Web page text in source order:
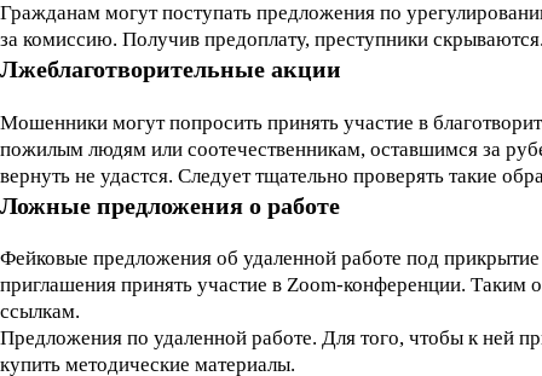
Гражданам могут поступать предложения по
за комиссию. Получив предоплату, преступники
Лжеблаготворительные акции
Мошенники могут попросить принять участие в
пожилым людям или соотечественникам, оставшимся за
вернуть не удастся. Следует тщательно проверять такие
Ложные предложения о работе
Фейковые предложения об удаленной работе под
приглашения принять участие в Zoom-конференции.
ссылкам.
Предложения по удаленной работе. Для того, чтобы к ней
купить методические материалы.